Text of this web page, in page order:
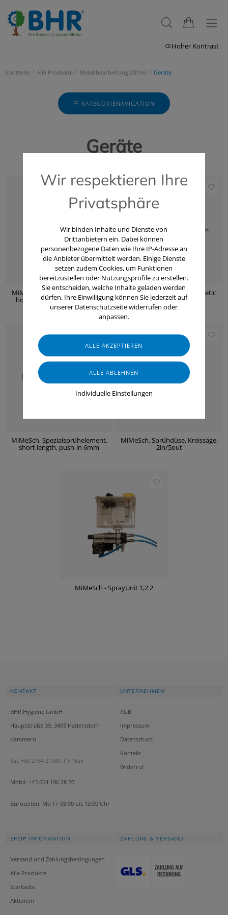
Hoher Kontrast
Startseite Alle Produkte Metallbearbeitung (ölfrei) Geräte
KATEGORIENAVIGATION
Geräte
MiMeSch Sprühdüse Bandsäge,
horizontal, Blatthöhe 41 mm
MiMeSch Sprühdüse, magnetic
base variabel
MiMeSch, Spezialsprühelement,
short length, push-in 6mm
MiMeSch, Sprühdüse, Kreissäge,
2in/5out
MiMeSch - SprayUnit 1,2.2
Wir respektieren Ihre
Privatsphäre
Wir binden Inhalte und Dienste von
Drittanbietern ein. Dabei können
personenbezogene Daten wie Ihre IP-Adresse an
die Anbieter übermittelt werden. Einige Dienste
setzen zudem Cookies, um Funktionen
bereitzustellen oder Nutzungsprofile zu erstellen.
Sie entscheiden, welche Inhalte geladen werden
dürfen. Ihre Einwilligung können Sie jederzeit auf
unserer Datenschutzseite widerrufen oder
anpassen.
Individuelle Einstellungen
KONTAKT
BHR Hygiene GmbH
Hauptstraße 39, 3493 Hadersdorf-
Kammern
Tel. +43 2734 21380 / E-Mail
Mobil: +43 664 196 28 20
Bürozeiten: Mo-Fr 08:00 bis 13:00 Uhr
UNTERNEHMEN
AGB
Impressum
Datenschutz
Kontakt
Widerruf
SHOP INFORMATION
Versand und Zahlungsbedingungen
Alle Produkte
Startseite
Aktionen
ZAHLUNG & VERSAND